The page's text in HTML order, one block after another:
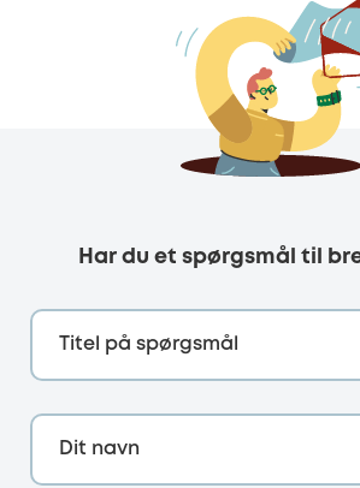
Har du et spørgsmål til
Titel på spørgsmål
Dit navn